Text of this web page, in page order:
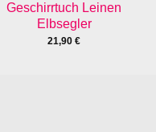
Geschirrtuch Leinen
Elbsegler
21,90 €